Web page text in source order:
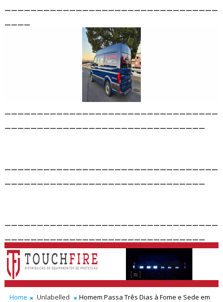
Home Unlabelled
Homem Passa Três Dias à Fome e Sede em